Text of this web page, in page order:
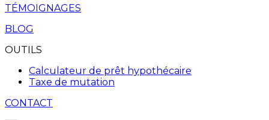
TÉMOIGNAGES
BLOG
OUTILS
Calculateur de prêt hypothécaire
Taxe de mutation
CONTACT